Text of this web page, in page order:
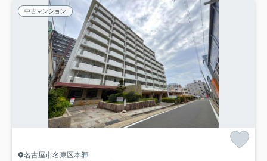
中古マンション
名古屋市名東区本郷